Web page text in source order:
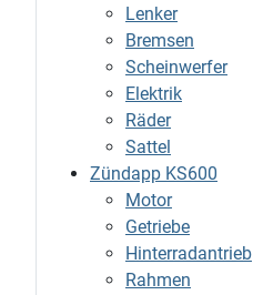
Lenker
Bremsen
Scheinwerfer
Elektrik
Räder
Sattel
Zündapp KS600
Motor
Getriebe
Hinterradantrieb
Rahmen